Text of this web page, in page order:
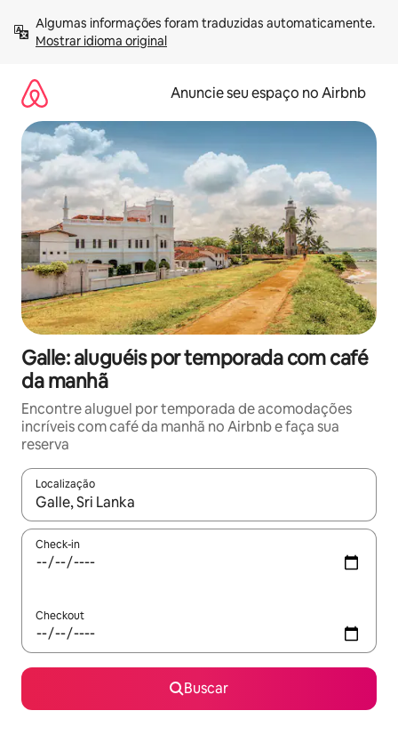
para
Mostrar idioma original
Anuncie seu espaço no Airbnb
Galle: aluguéis por temporada com café
da manhã
Encontre aluguel por temporada de acomodações
incríveis com café da manhã no Airbnb e faça sua
reserva
Localização
Quando os resultados estiverem disponíveis, explore-os
Check-in
Checkout
Buscar